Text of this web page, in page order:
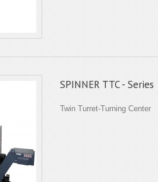
SPINNER TTC - Series
Twin Turret-Turning Center